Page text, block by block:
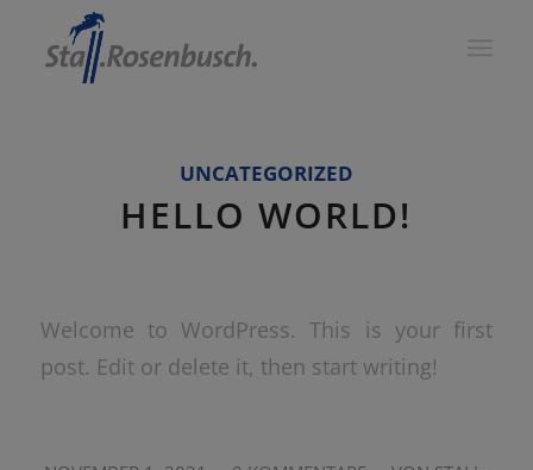
UNCATEGORIZED
HELLO WORLD!
Welcome to WordPress. This is your first
post. Edit or delete it, then start writing!